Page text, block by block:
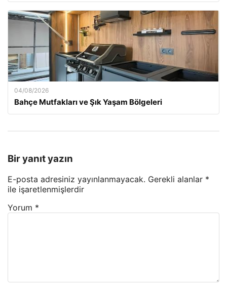
04/08/2026
Bahçe Mutfakları ve Şık Yaşam Bölgeleri
Bir yanıt yazın
E-posta adresiniz yayınlanmayacak. Gerekli alanlar *
ile işaretlenmişlerdir
Yorum *